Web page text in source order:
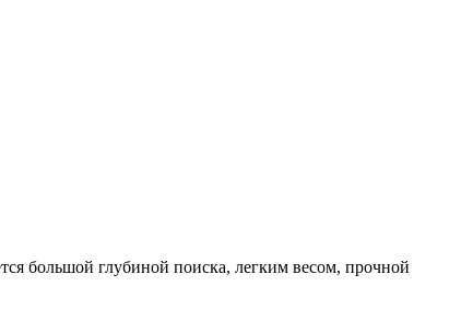
большой глубиной поиска, легким весом, прочной